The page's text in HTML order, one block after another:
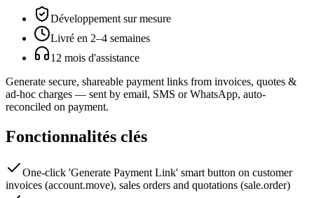
Développement sur mesure
Livré en 2–4 semaines
12 mois d'assistance
Generate secure, shareable payment links from invoices, quotes &
ad-hoc charges — sent by email, SMS or WhatsApp, auto-
reconciled on payment.
Fonctionnalités clés
One-click 'Generate Payment Link' smart button on customer
invoices (account.move), sales orders and quotations (sale.order)